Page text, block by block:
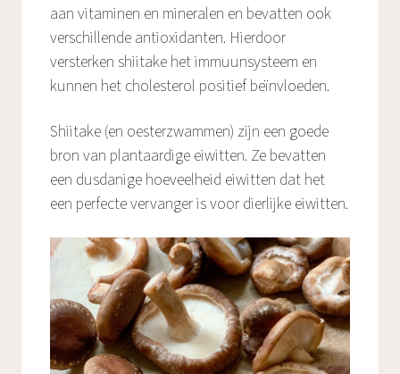
aan vitaminen en mineralen en bevatten ook
verschillende antioxidanten. Hierdoor
versterken shiitake het immuunsysteem en
kunnen het cholesterol positief beïnvloeden.
Shiitake (en oesterzwammen) zijn een goede
bron van plantaardige eiwitten. Ze bevatten
een dusdanige hoeveelheid eiwitten dat het
een perfecte vervanger is voor dierlijke eiwitten.